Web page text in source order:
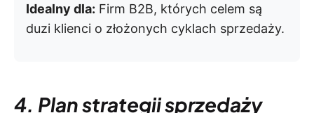
Idealny dla: Firm B2B, których celem są
duzi klienci o złożonych cyklach sprzedaży.
4. Plan strategii sprzedaży